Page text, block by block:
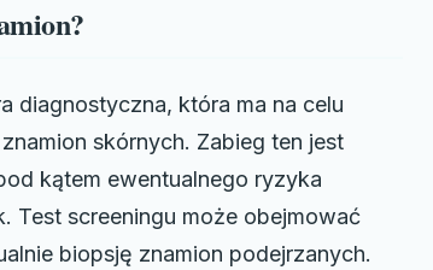
diagnostyczna, która ma na celu
skórnych. Zabieg ten jest
kątem ewentualnego ryzyka
Test screeningu może obejmować
biopsję znamion podejrzanych.